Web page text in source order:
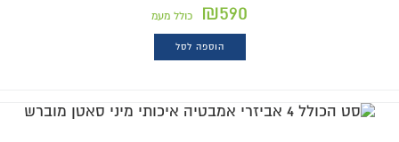
₪590 כולל מעמ
הוספה לסל